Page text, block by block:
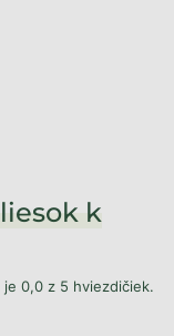
k
0,0 z 5 hviezdičiek.